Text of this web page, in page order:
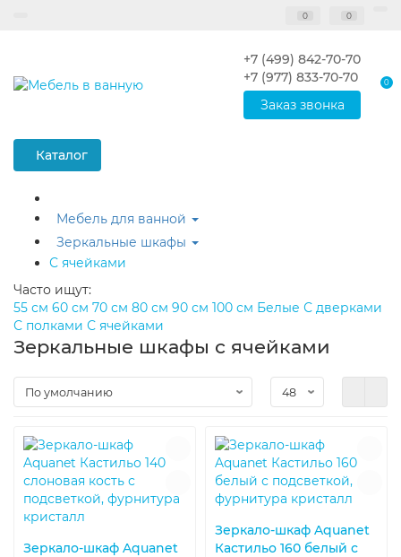
0 0
+7 (499) 842-70-70
+7 (977) 833-70-70
Заказ звонка
0
Каталог
Мебель для ванной
Зеркальные шкафы
С ячейками
Часто ищут:
55 см 60 см 70 см 80 см 90 см 100 см Белые С дверками
С полками С ячейками
Зеркальные шкафы с ячейками
Зеркало-шкаф Aquanet
Зеркало-шкаф Aquanet
Кастильо 160 белый с